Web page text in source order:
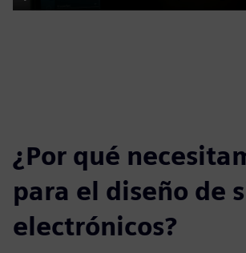
Play Mute
¿Por qué
para el diseño de
electrónicos?